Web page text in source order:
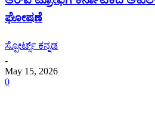
ಘೋಷಣೆ
ಸ್ಪೋರ್ಟ್ಸ್ ಕನ್ನಡ
-
May 15, 2026
0